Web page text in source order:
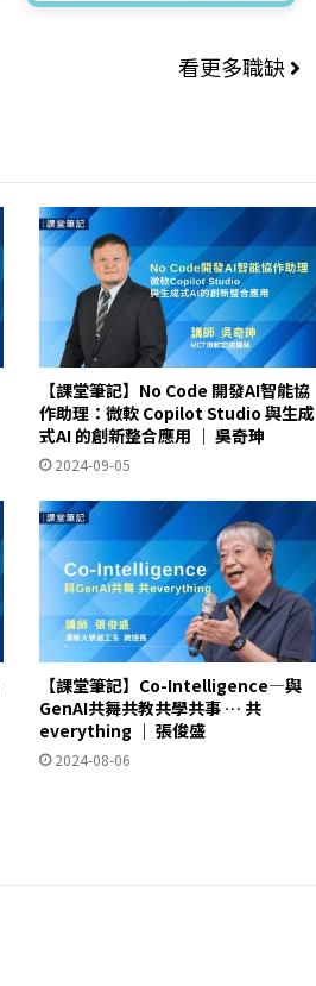
看更多職缺
【課堂筆記】No Code 開發AI智能協
作助理：微軟 Copilot Studio 與生成
式AI 的創新整合應用 ｜ 吳奇珅
2024-09-05
【課堂筆記】Co-Intelligence—與
GenAI共舞共教共學共事 … 共
everything ｜ 張俊盛
2024-08-06